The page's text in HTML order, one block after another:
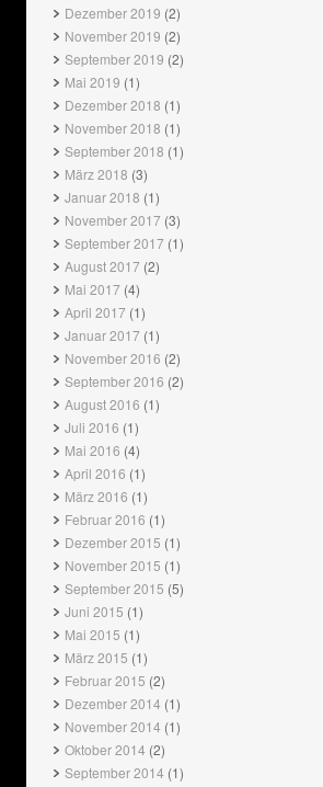
Dezember 2019 (2)
November 2019 (2)
September 2019 (2)
Mai 2019 (1)
Dezember 2018 (1)
November 2018 (1)
September 2018 (1)
März 2018 (3)
Januar 2018 (1)
November 2017 (3)
September 2017 (1)
August 2017 (2)
Mai 2017 (4)
April 2017 (1)
Januar 2017 (1)
November 2016 (2)
September 2016 (2)
August 2016 (1)
Juli 2016 (1)
Mai 2016 (4)
April 2016 (1)
März 2016 (1)
Februar 2016 (1)
Dezember 2015 (1)
November 2015 (1)
September 2015 (5)
Juni 2015 (1)
Mai 2015 (1)
März 2015 (1)
Februar 2015 (2)
Dezember 2014 (1)
November 2014 (1)
Oktober 2014 (2)
September 2014 (1)